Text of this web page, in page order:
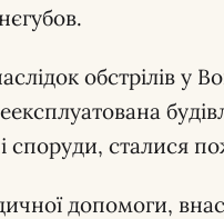
обстрілів у
споруди, сталися
допомоги,